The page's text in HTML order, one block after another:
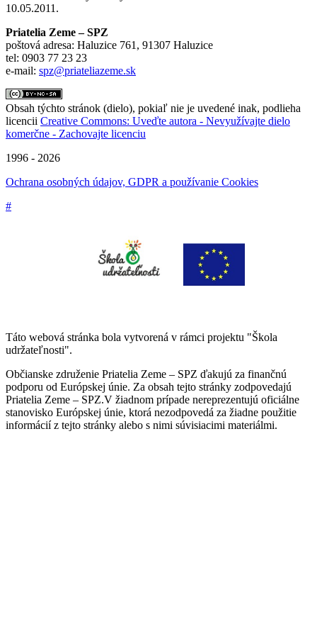
10.05.2011.
Priatelia Zeme – SPZ
poštová adresa: Haluzice 761, 91307 Haluzice
tel: 0903 77 23 23
e-mail: spz@priateliazeme.sk
Obsah týchto stránok (dielo), pokiaľ nie je uvedené inak, podlieha
licencii Creative Commons: Uveďte autora - Nevyužívajte dielo
komerčne - Zachovajte licenciu
1996 - 2026
Ochrana osobných údajov, GDPR a používanie Cookies
#
Táto webová stránka bola vytvorená v rámci projektu "Škola
udržateľnosti".
Občianske združenie Priatelia Zeme – SPZ ďakujú za finančnú
podporu od Európskej únie. Za obsah tejto stránky zodpovedajú
Priatelia Zeme – SPZ.V žiadnom prípade nereprezentujú oficiálne
stanovisko Európskej únie, ktorá nezodpovedá za žiadne použitie
informácií z tejto stránky alebo s nimi súvisiacimi materiálmi.